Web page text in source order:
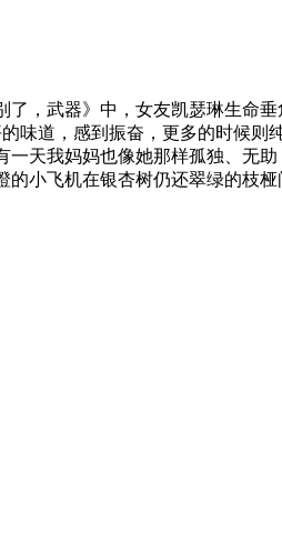
，武器》中，女友凯瑟琳生命
味道，感到振奋，更多的时候则
天我妈妈也像她那样孤独、无
小飞机在银杏树仍还翠绿的枝